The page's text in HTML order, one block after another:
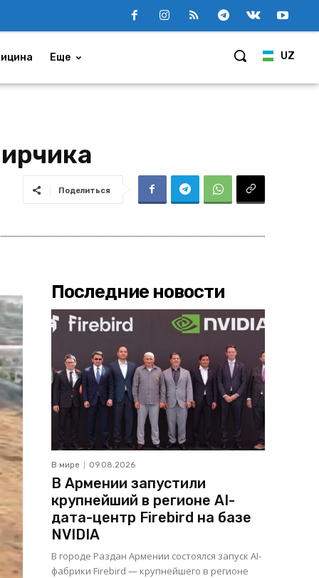
UZ
Еще
Поделиться
Последние новости
В мире 09.08.2026
В Армении запустили
крупнейший в регионе AI-
дата-центр Firebird на базе
NVIDIA
В городе Раздан Армении состоялся запуск AI-
фабрики Firebird — крупнейшего в регионе